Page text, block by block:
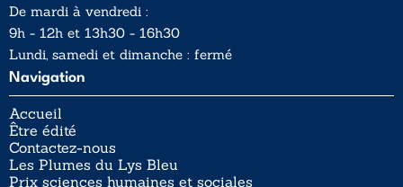
De mardi à vendredi :
9h - 12h et 13h30 - 16h30
Lundi, samedi et dimanche : fermé
Navigation
Accueil
Être édité
Contactez-nous
Les Plumes du Lys Bleu
Prix sciences humaines et sociales